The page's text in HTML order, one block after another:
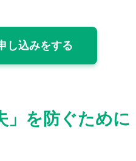
し込みをする
」を防ぐために